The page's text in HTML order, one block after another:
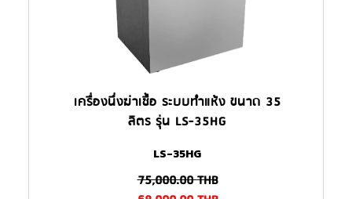
เครื่องนึ่งฆ่าเชื้อ ระบบทำแห้ง ขนาด 35
ลิตร รุ่น LS-35HG
LS-35HG
75,000.00THB